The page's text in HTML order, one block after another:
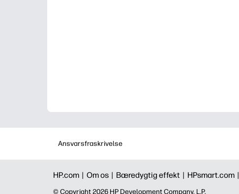
Ansvarsfraskrivelse
HP.com | Om os | Bæredygtig effekt | HPsmart.com |
©️ Copyright 2026 HP Development Company, L.P.